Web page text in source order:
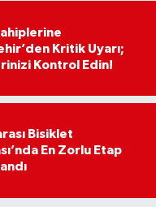
Kritik Uyarı;
Kontrol Edin!
Bisiklet
En Zorlu Etap